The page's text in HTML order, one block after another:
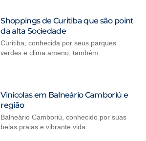
Shoppings de Curitiba que são point
da alta Sociedade
Curitiba, conhecida por seus parques
verdes e clima ameno, também
Vinícolas em Balneário Camboriú e
região
Balneário Camboriú, conhecido por suas
belas praias e vibrante vida